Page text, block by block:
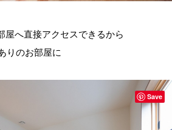
屋へ直接アクセスできるから
りのお部屋に
Save